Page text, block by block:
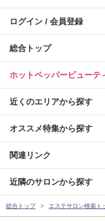
ログイン / 会員登録
総合トップ
ホットペッパービュー
近くのエリアから探す
オススメ特集から探す
関連リンク
近隣のサロンから探す
総合トップ エステサロン検索ト